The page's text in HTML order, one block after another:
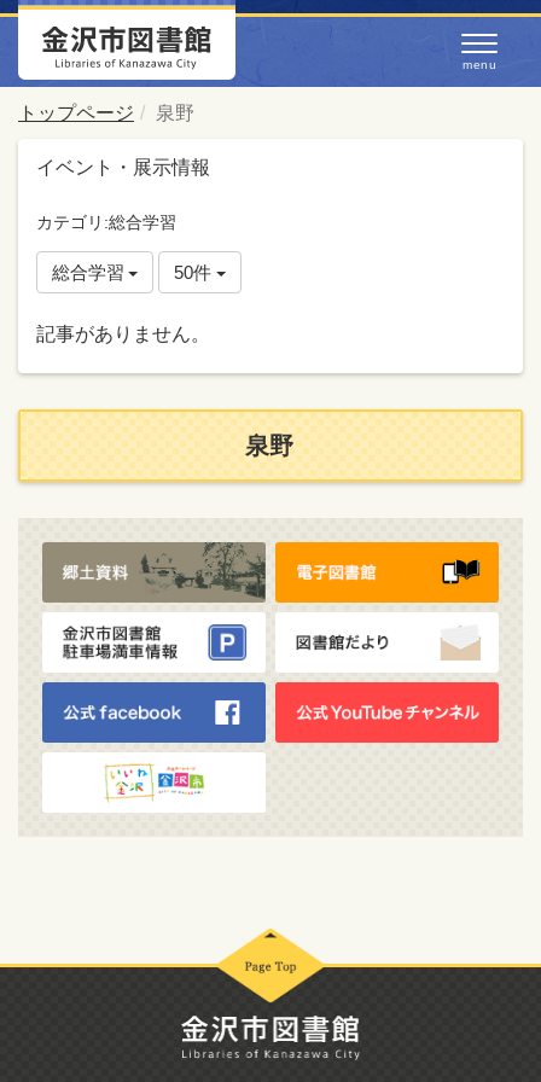
トップページ 泉野
イベント・展示情報
カテゴリ:総合学習
総合学習 50件
記事がありません。
泉野